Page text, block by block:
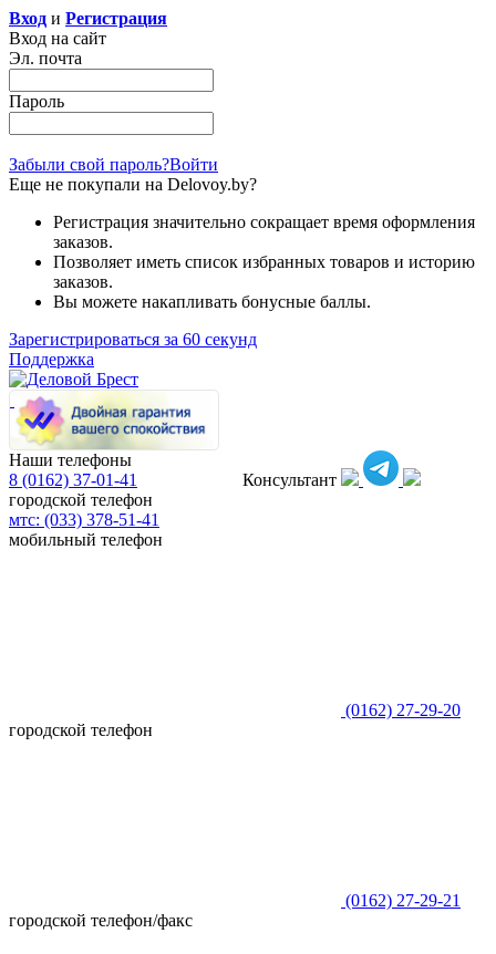
Вход и Регистрация
Вход на сайт
Эл. почта
Пароль
Забыли свой пароль?Войти
Еще не покупали на Delovoy.by?
Регистрация значительно сокращает время оформления
заказов.
Позволяет иметь список избранных товаров и историю
заказов.
Вы можете накапливать бонусные баллы.
Зарегистрироваться за 60 секунд
Поддержка
Консультант
Наши телефоны
8 (0162) 37-01-41
городской телефон
мтс: (033) 378-51-41
мобильный телефон
(0162) 27-29-20
городской телефон
(0162) 27-29-21
городской телефон/факс